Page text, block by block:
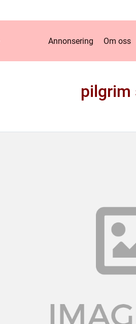
Annonsering Om oss
pilgrim